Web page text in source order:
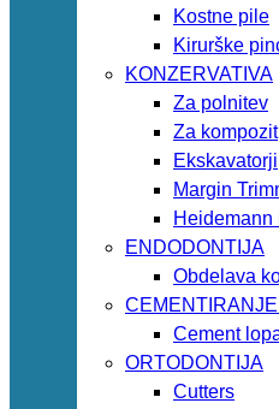
Kostne pile
Kirurške
KONZERVATIVA
Za polnitev
Za kompozit
Ekskavatorji
Margin
Heidemann
ENDODONTIJA
Obdelava
Cement
ORTODONTIJA
Cutters